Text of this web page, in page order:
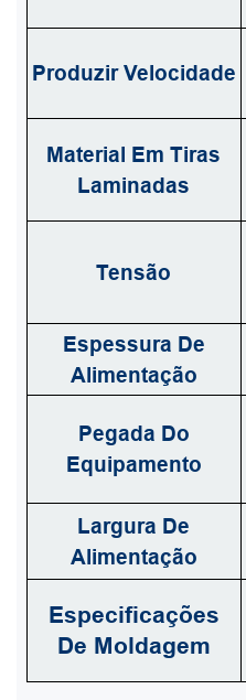
Produzir Velocidade
Material Em Tiras
Laminadas
Tensão
Espessura De
Alimentação
Pegada Do
Equipamento
Largura De
Alimentação
Especificações
De Moldagem